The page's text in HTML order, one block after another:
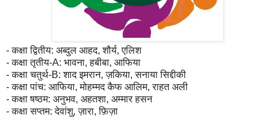
- कक्षा द्वितीय: अब्दुल आहद, शौर्य, एलिश
- कक्षा तृतीय-A: भावना, हबीबा, आफिया
- कक्षा चतुर्थ-B: शाद इमरान, ज़किया, सनाया सिद्दीकी
- कक्षा पांच: आफिया, मोहम्मद कैफ आलिम, राहत अली
- कक्षा षष्ठम: अनुभव, अहतशा, अम्मार हसन
- कक्षा सप्तम: देवांशु, ज़ारा, फ़िज़ा